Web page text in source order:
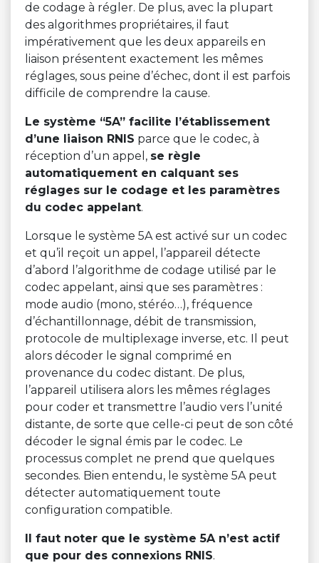
de codage à régler. De plus, avec la plupart
des algorithmes propriétaires, il faut
impérativement que les deux appareils en
liaison présentent exactement les mêmes
réglages, sous peine d’échec, dont il est parfois
difficile de comprendre la cause.
Le système “5A” facilite l’établissement
d’une liaison RNIS parce que le codec, à
réception d’un appel, se règle
automatiquement en calquant ses
réglages sur le codage et les paramètres
du codec appelant.
Lorsque le système 5A est activé sur un codec
et qu’il reçoit un appel, l’appareil détecte
d’abord l’algorithme de codage utilisé par le
codec appelant, ainsi que ses paramètres :
mode audio (mono, stéréo…), fréquence
d’échantillonnage, débit de transmission,
protocole de multiplexage inverse, etc. Il peut
alors décoder le signal comprimé en
provenance du codec distant. De plus,
l’appareil utilisera alors les mêmes réglages
pour coder et transmettre l’audio vers l’unité
distante, de sorte que celle-ci peut de son côté
décoder le signal émis par le codec. Le
processus complet ne prend que quelques
secondes. Bien entendu, le système 5A peut
détecter automatiquement toute
configuration compatible.
Il faut noter que le système 5A n’est actif
que pour des connexions RNIS.